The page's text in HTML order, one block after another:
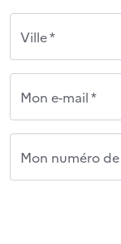
Ville *
Mon e-mail *
Mon numéro